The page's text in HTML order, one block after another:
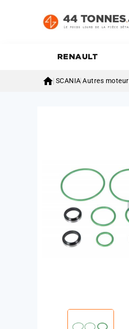
RENAULT
 SCANIA Autres moteur